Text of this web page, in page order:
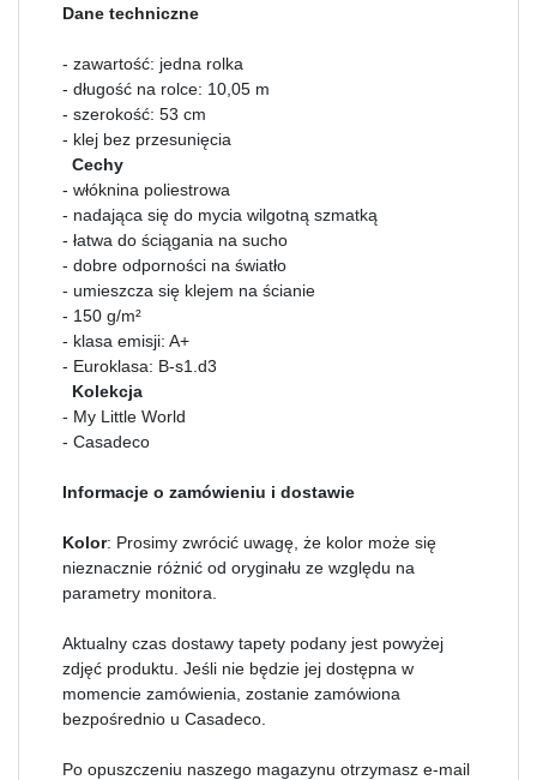
Dane techniczne
- zawartość: jedna rolka
- długość na rolce: 10,05 m
- szerokość: 53 cm
- klej bez przesunięcia
Cechy
- włóknina poliestrowa
- nadająca się do mycia wilgotną szmatką
- łatwa do ściągania na sucho
- dobre odporności na światło
- umieszcza się klejem na ścianie
- 150 g/m²
- klasa emisji: A+
- Euroklasa: B-s1.d3
Kolekcja
- My Little World
- Casadeco
Informacje o zamówieniu i dostawie
Kolor: Prosimy zwrócić uwagę, że kolor może się
nieznacznie różnić od oryginału ze względu na
parametry monitora.
Aktualny czas dostawy tapety podany jest powyżej
zdjęć produktu. Jeśli nie będzie jej dostępna w
momencie zamówienia, zostanie zamówiona
bezpośrednio u Casadeco.
Po opuszczeniu naszego magazynu otrzymasz e-mail